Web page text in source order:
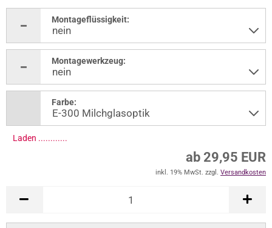
Montageflüssigkeit:
Montagewerkzeug:
Farbe:
Laden .............
ab 29,95 EUR
inkl. 19% MwSt. zzgl. Versandkosten